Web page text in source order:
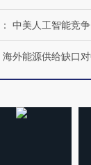
： 中美人工智能竞
海外能源供给缺口